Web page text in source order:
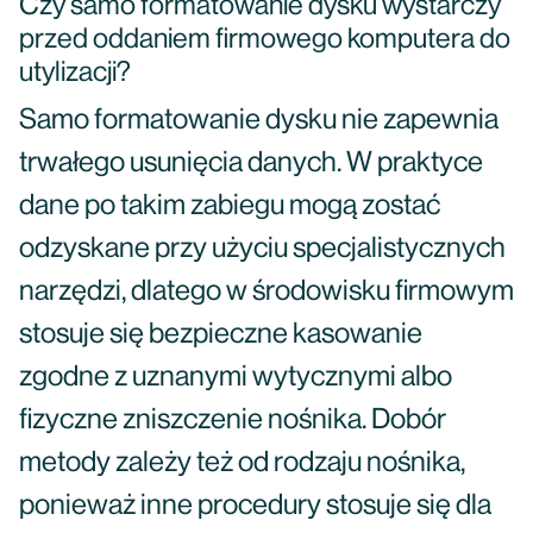
Czy samo formatowanie dysku wystarczy
przed oddaniem firmowego komputera do
utylizacji?
Samo formatowanie dysku nie zapewnia
trwałego usunięcia danych. W praktyce
dane po takim zabiegu mogą zostać
odzyskane przy użyciu specjalistycznych
narzędzi, dlatego w środowisku firmowym
stosuje się bezpieczne kasowanie
zgodne z uznanymi wytycznymi albo
fizyczne zniszczenie nośnika. Dobór
metody zależy też od rodzaju nośnika,
ponieważ inne procedury stosuje się dla